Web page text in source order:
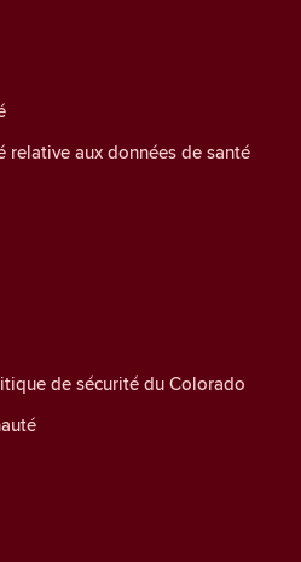
aux données de santé
de sécurité du Colorado